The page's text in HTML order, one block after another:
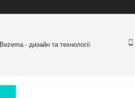
Bezema - дизайн та технології